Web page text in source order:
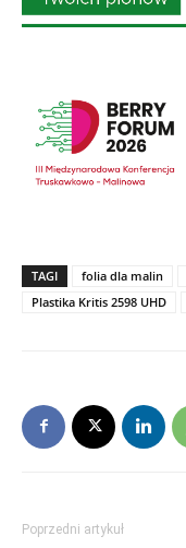
TAGI folia dla malin
Plastika Kritis 2598 UHD
Poprzedni artykuł